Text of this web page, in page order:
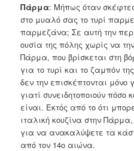
Πάρμα: Μήπως όταν
στο μυαλό σας το τυρί
παρμεζάνα; Σε αυτή την
ουσία της πόλης χωρίς να
Πάρμα, που βρίσκεται στη
για το τυρί και το ζαμπόν
δεν την επισκέπτονται
γιατί συνειδητοποιούν πόσο
είναι. Εκτός από το ότι
ιταλική κουζίνα στην
για να ανακαλύψετε τα
από τον 14ο αιώνα.